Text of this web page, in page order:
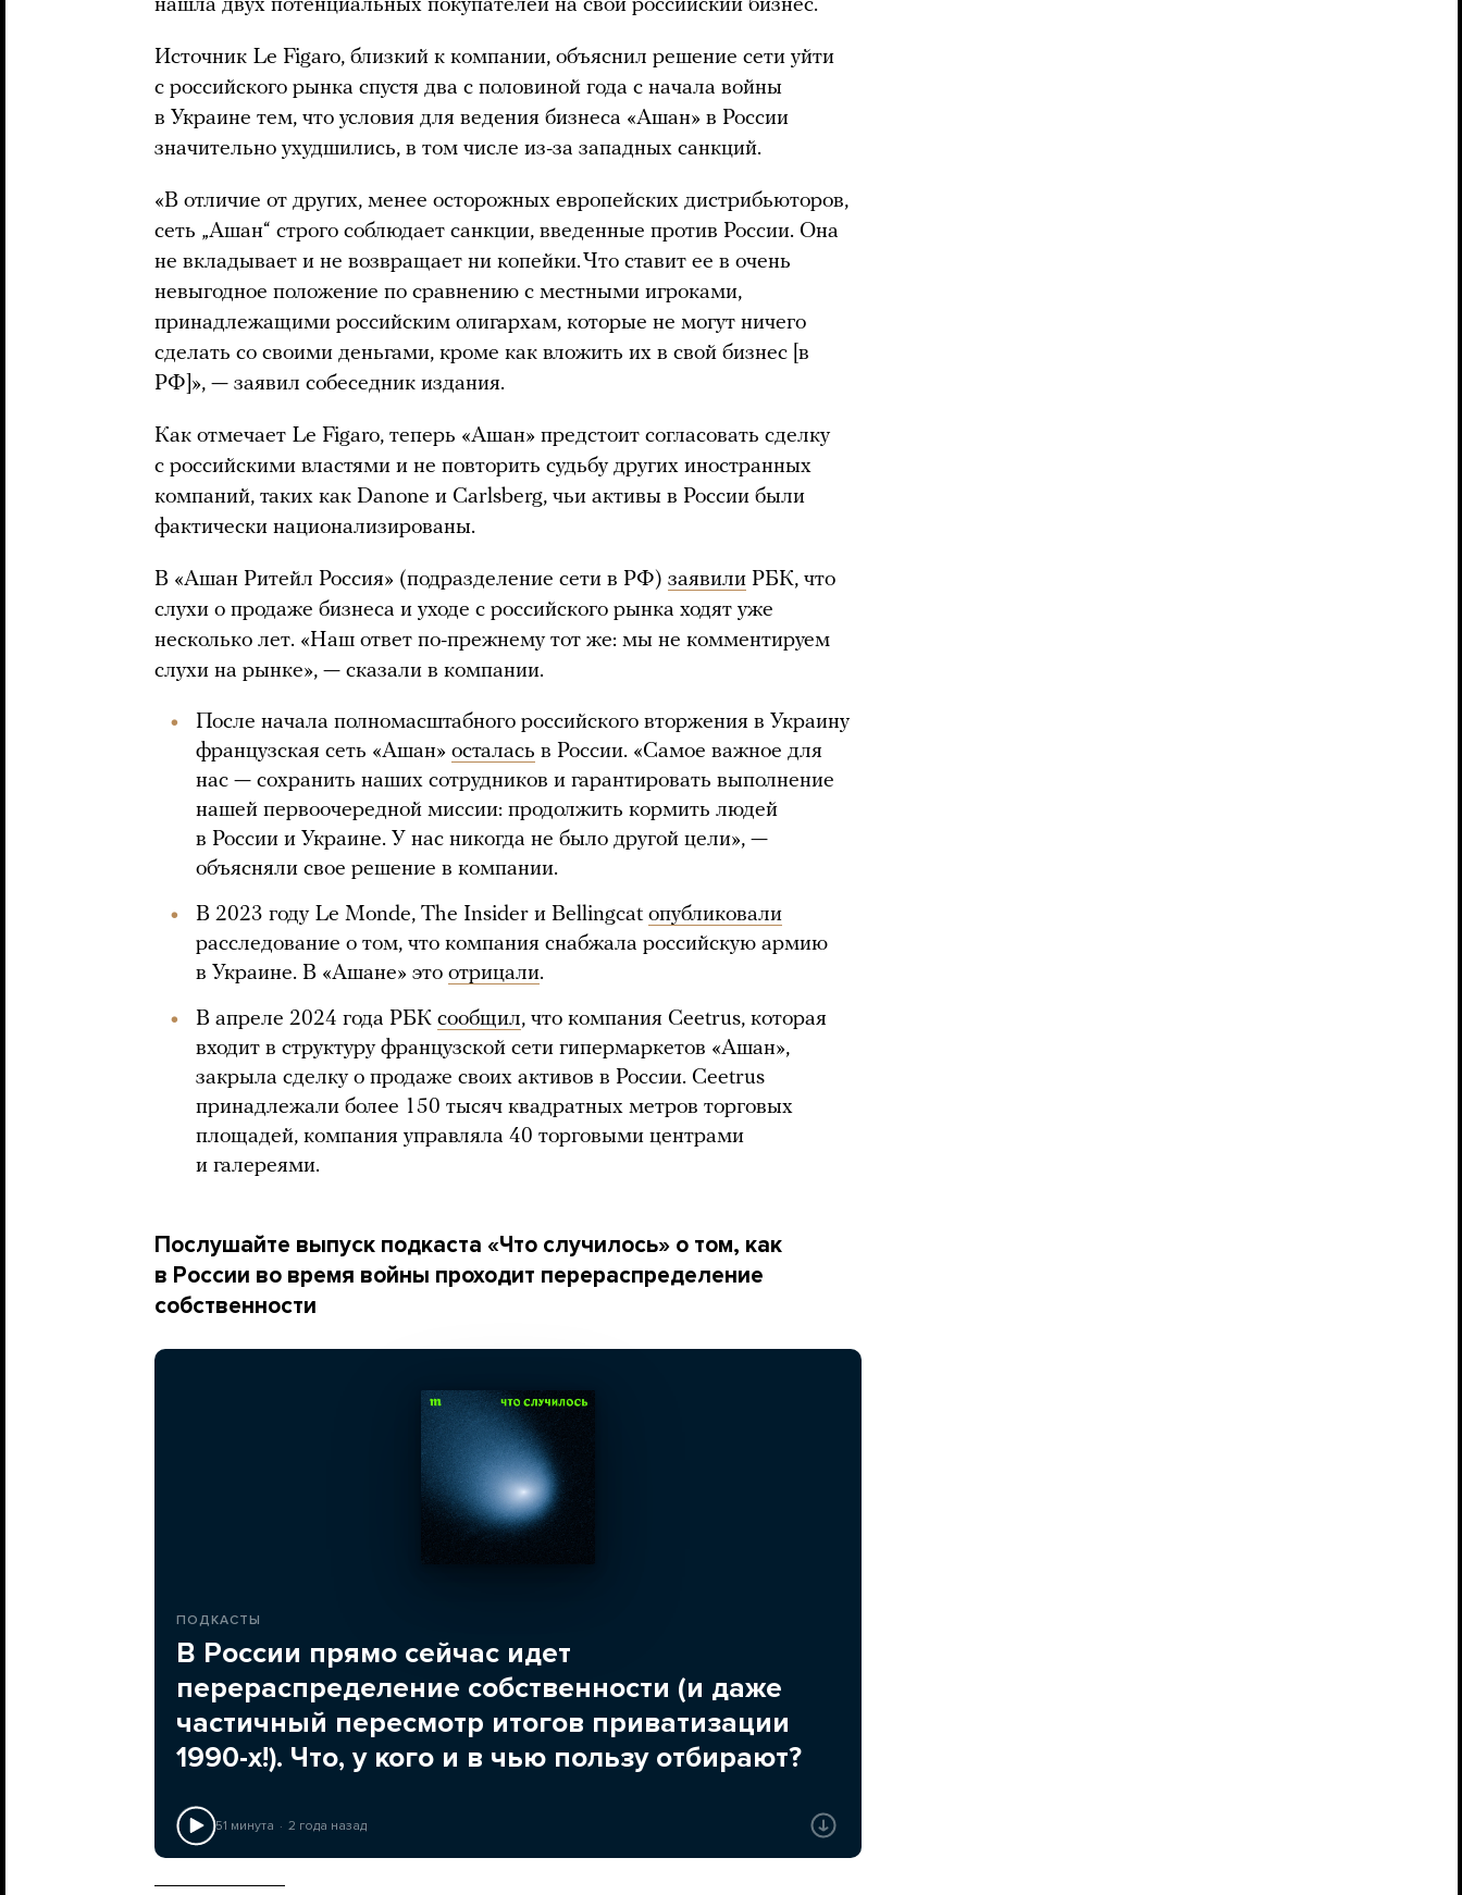
нашла двух потенциальных покупателей на свой российский бизнес.
Источник Le Figaro, близкий к компании, объяснил решение сети уйти
с российского рынка спустя два с половиной года с начала войны
в Украине тем, что условия для ведения бизнеса «Ашан» в России
значительно ухудшились, в том числе из-за западных санкций.
«В отличие от других, менее осторожных европейских дистрибьюторов,
сеть „Ашан“ строго соблюдает санкции, введенные против России. Она
не вкладывает и не возвращает ни копейки. Что ставит ее в очень
невыгодное положение по сравнению с местными игроками,
принадлежащими российским олигархам, которые не могут ничего
сделать со своими деньгами, кроме как вложить их в свой бизнес [в
РФ]», — заявил собеседник издания.
Как отмечает Le Figaro, теперь «Ашан» предстоит согласовать сделку
с российскими властями и не повторить судьбу других иностранных
компаний, таких как Danone и Carlsberg, чьи активы в России были
фактически национализированы.
В «Ашан Ритейл Россия» (подразделение сети в РФ) заявили РБК, что
слухи о продаже бизнеса и уходе с российского рынка ходят уже
несколько лет. «Наш ответ по-прежнему тот же: мы не комментируем
слухи на рынке», — сказали в компании.
После начала полномасштабного российского вторжения в Украину
французская сеть «Ашан» осталась в России. «Самое важное для
нас — сохранить наших сотрудников и гарантировать выполнение
нашей первоочередной миссии: продолжить кормить людей
в России и Украине. У нас никогда не было другой цели», —
объясняли свое решение в компании.
В 2023 году Le Monde, The Insider и Bellingcat опубликовали
расследование о том, что компания снабжала российскую армию
в Украине. В «Ашане» это отрицали.
В апреле 2024 года РБК сообщил, что компания Ceetrus, которая
входит в структуру французской сети гипермаркетов «Ашан»,
закрыла сделку о продаже своих активов в России. Ceetrus
принадлежали более 150 тысяч квадратных метров торговых
площадей, компания управляла 40 торговыми центрами
и галереями.
Послушайте выпуск подкаста «Что случилось» о том, как
в России во время войны проходит перераспределение
собственности
ПОДКАСТЫ
В России прямо сейчас идет
перераспределение собственности (и даже
частичный пересмотр итогов приватизации
1990-х!). Что, у кого и в чью пользу отбирают?
51 минута 2 года назад